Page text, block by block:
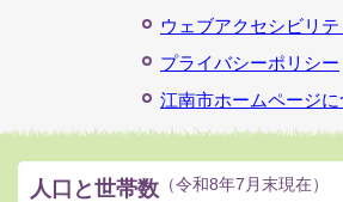
ウェブアクセシビリ
プライバシーポリシー
江南市ホームページに
人口と世帯数 （令和8年7月末現在）